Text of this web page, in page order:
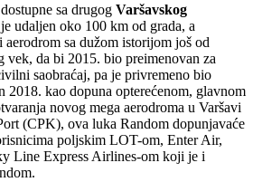
sa drugog Varšavskog
udaljen oko 100 km od grada, a
sa dužom istorijom još od
vek, da bi 2015. bio preimenovan za
saobraćaj, pa je privremeno bio
2018. kao dopuna opterećenom, glavnom
novog mega aerodroma u Varšavi
(CPK), ova luka Random dopunjavaće
poljskim LOT-om, Enter Air,
Line Express Airlines-om koji je i